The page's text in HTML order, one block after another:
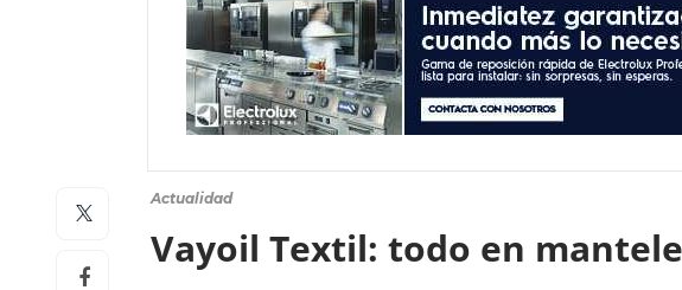
Actualidad
Vayoil Textil: todo en